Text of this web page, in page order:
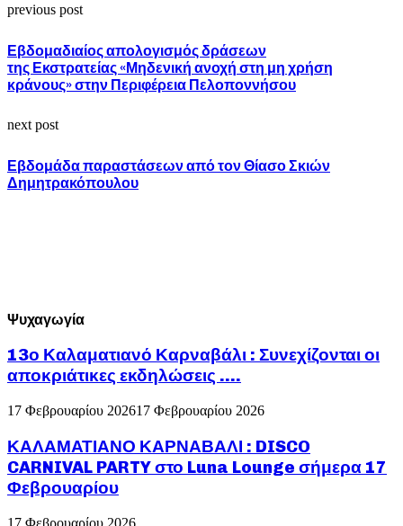
previous post
Εβδομαδιαίος απολογισμός δράσεων
της Εκστρατείας «Μηδενική ανοχή στη μη χρήση
κράνους» στην Περιφέρεια Πελοποννήσου
next post
Εβδομάδα παραστάσεων από τον Θίασο Σκιών
Δημητρακόπουλου
Ψυχαγωγία
13ο Καλαματιανό Καρναβάλι : Συνεχίζονται οι
αποκριάτικες εκδηλώσεις ….
17 Φεβρουαρίου 202617 Φεβρουαρίου 2026
ΚΑΛΑΜΑΤΙΑΝΟ ΚΑΡΝΑΒΑΛΙ : DISCO
CARNIVAL PARTY στο Luna Lounge σήμερα 17
Φεβρουαρίου
17 Φεβρουαρίου 2026